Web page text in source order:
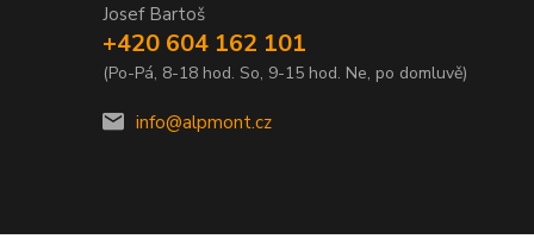
Josef Bartoš
+420 604 162 101
(Po-Pá, 8-18 hod. So, 9-15 hod. Ne, po domluvě)
info@alpmont.cz